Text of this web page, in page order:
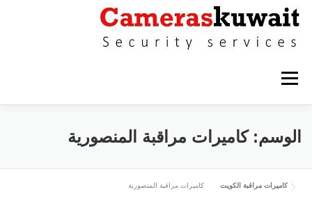
التجاوز إلى المحتوى
القائمة
كاميرات مراقبة حولي كاميرات مراقبة الاحمدي
كاميرات مراقبة الفروانية كاميرات مراقبة الجهراء
الوسم:كاميرات مراقبة المنصورية
كاميرات مراقبة الكويت كاميرات مراقبة المنصورية